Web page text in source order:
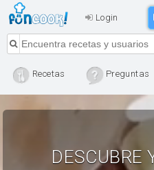
Login
Recetas Preguntas
DESCUBRE